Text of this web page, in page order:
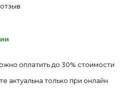
оплатить до 30% стоимости
актуальна только при онлайн